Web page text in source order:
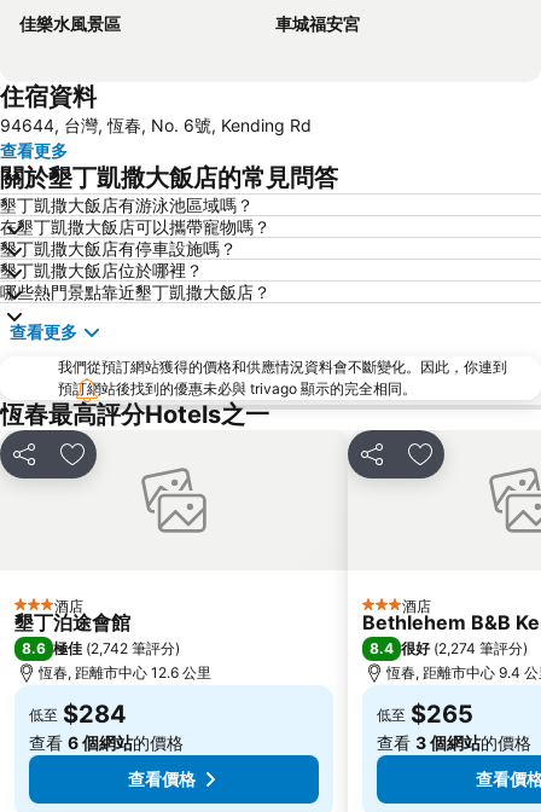
佳樂水風景區
車城福安宮
住宿資料
94644, 台灣, 恆春, No. 6號, Kending Rd
查看更多
關於墾丁凱撒大飯店的常見問答
墾丁凱撒大飯店有游泳池區域嗎？
在墾丁凱撒大飯店可以攜帶寵物嗎？
墾丁凱撒大飯店有停車設施嗎？
墾丁凱撒大飯店位於哪裡？
哪些熱門景點靠近墾丁凱撒大飯店？
查看更多
我們從預訂網站獲得的價格和供應情況資料會不斷變化。因此，你連到
預訂網站後找到的優惠未必與 trivago 顯示的完全相同。
恆春最高評分Hotels之一
分享 放到收藏夾
3 星級酒店
墾丁泊途會館
8.6 極佳 (2,742 筆評分)
恆春, 距離市中心 12.6 公里
低至 $284
查看 6 個網站的價格
查看價格
分享 放到收藏夾
3 星級酒店
Bethlehem B&B
8.4 很好 (2,274 筆評分)
恆春, 距離市中心 9.4
低至 $265
查看 3 個網站的價格
查看價